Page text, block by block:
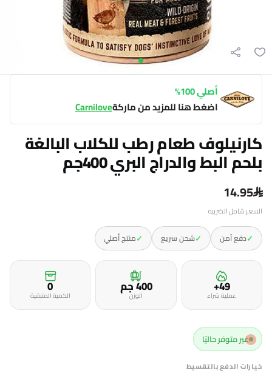
أصلي 100%
اضغط هنا للمزيد من ماركةCarnilove
كارنيلوف طعام رطب للكلاب البالغة
بلحم البط والدراج البري 400جم
14.95
السعر شامل الضريبه
✓دفع آمن ✓شحن سريع ✓منتج أصلي
49+
عملية شراء 400 جمالوزن 0
الكمية المتبقية
غير متوفر حاليًا
خيارات الدفع بالتقسيط